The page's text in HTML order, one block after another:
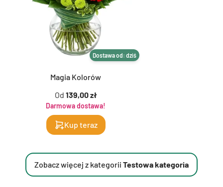
Dostawa od: dziś
Magia Kolorów
Od 139,00 zł
Darmowa dostawa!
Kup teraz
Zobacz więcej z kategorii Testowa kategoria